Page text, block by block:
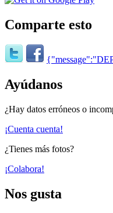
Comparte esto
Ayúdanos
¿Hay datos erróneos o
¡Cuenta cuenta!
¿Tienes más fotos?
¡Colabora!
Nos gusta